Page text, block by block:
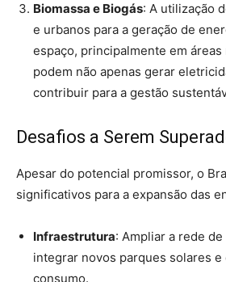
Biomassa e Biogás: A utilização
e urbanos para a geração de
espaço, principalmente em
podem não apenas gerar
contribuir para a gestão
Desafios a Serem
Apesar do potencial promissor, o
significativos para a expansão das
Infraestrutura: Ampliar a rede
integrar novos parques solares e
consumo.